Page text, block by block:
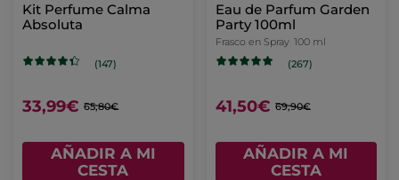
Kit Perfume Calma
Absoluta
(147)
33,99€ 65,80€
AÑADIR A MI
CESTA
Eau de Parfum Garden
Party 100ml
Frasco en Spray 100 ml
(267)
41,50€ 69,90€
AÑADIR A MI
CESTA